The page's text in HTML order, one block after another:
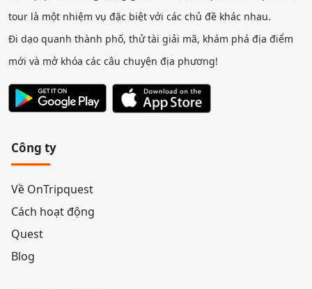
tour là một nhiệm vụ đặc biệt với các chủ đề khác nhau.
Đi dạo quanh thành phố, thử tài giải mã, khám phá địa điểm
mới và mở khóa các câu chuyện địa phương!
Công ty
Về OnTripquest
Cách hoạt động
Quest
Blog